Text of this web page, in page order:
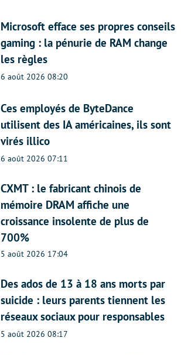
Microsoft efface ses propres conseils
gaming : la pénurie de RAM change
les règles
6 août 2026 08:20
Ces employés de ByteDance
utilisent des IA américaines, ils sont
virés illico
6 août 2026 07:11
CXMT : le fabricant chinois de
mémoire DRAM affiche une
croissance insolente de plus de
700%
5 août 2026 17:04
Des ados de 13 à 18 ans morts par
suicide : leurs parents tiennent les
réseaux sociaux pour responsables
5 août 2026 08:17